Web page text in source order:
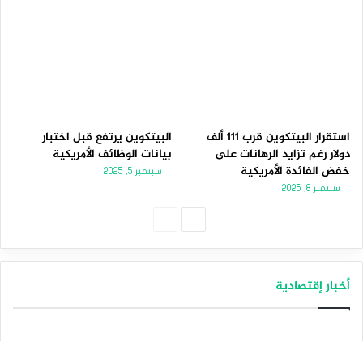
استقرار البيتكوين قرب 111 ألف
دولار رغم تزايد الرهانات على
خفض الفائدة الأمريكية
سبتمبر 8, 2025
البيتكوين يرتفع قبل اختبار
بيانات الوظائف الأمريكية
سبتمبر 5, 2025
أخبار إقتصادية